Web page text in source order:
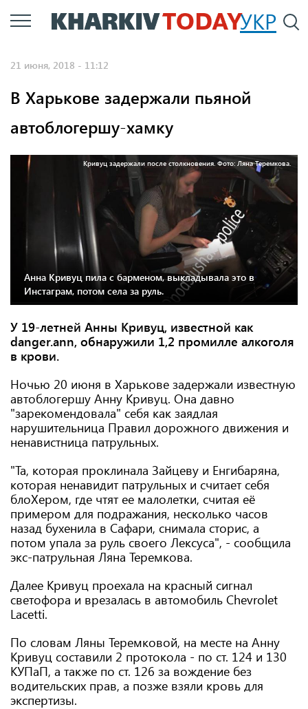
Перейти
к
УКР
21 июня, 2018 - 11:12
В Харькове задержали пьяной
автоблогершу-хамку
Кривуц задержали после столкновения. Фото: Ляна Теремкова.
Анна Кривуц пила с барменом, выкладывала это в
Инстаграм, потом села за руль.
У 19-летней Анны Кривуц, известной как
danger.ann, обнаружили 1,2 промилле алкоголя
в крови.
Ночью 20 июня в Харькове задержали известную
автоблогершу Анну Кривуц. Она давно
"зарекомендовала" себя как заядлая
нарушительница Правил дорожного движения и
ненавистница патрульных.
"Та, которая проклинала Зайцеву и Енгибаряна,
которая ненавидит патрульных и считает себя
блоХером, где чтят ее малолетки, считая её
примером для подражания, несколько часов
назад бухенила в Сафари, снимала сторис, а
потом упала за руль своего Лексуса", - сообщила
экс-патрульная Ляна Теремкова.
Далее Кривуц проехала на красный сигнал
светофора и врезалась в автомобиль Chevrolet
Lacetti.
По словам Ляны Теремковой, на месте на Анну
Кривуц составили 2 протокола - по ст. 124 и 130
КУПаП, а также по ст. 126 за вождение без
водительских прав, а позже взяли кровь для
экспертизы.